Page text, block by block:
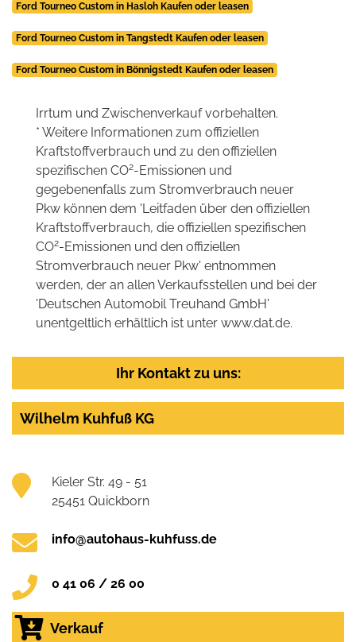
Ford Tourneo Custom in Hasloh Kaufen oder leasen
Ford Tourneo Custom in Tangstedt Kaufen oder leasen
Ford Tourneo Custom in Bönnigstedt Kaufen oder leasen
Irrtum und Zwischenverkauf vorbehalten.
* Weitere Informationen zum offiziellen
Kraftstoffverbrauch und zu den offiziellen
spezifischen CO2-Emissionen und
gegebenenfalls zum Stromverbrauch neuer
Pkw können dem 'Leitfaden über den offiziellen
Kraftstoffverbrauch, die offiziellen spezifischen
CO2-Emissionen und den offiziellen
Stromverbrauch neuer Pkw' entnommen
werden, der an allen Verkaufsstellen und bei der
'Deutschen Automobil Treuhand GmbH'
unentgeltlich erhältlich ist unter www.dat.de.
Ihr Kontakt zu uns:
Wilhelm Kuhfuß KG
Kieler Str. 49 - 51
25451 Quickborn
info@autohaus-kuhfuss.de
0 41 06 / 26 00
Verkauf